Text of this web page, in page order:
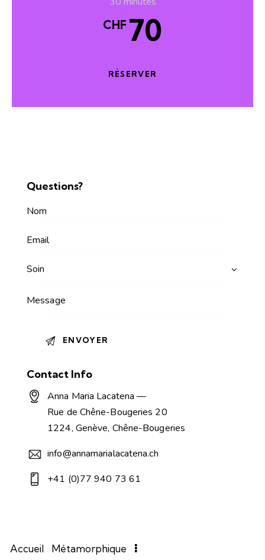
CHF 70
RÉSERVER
Questions?
l
t
e
a
t
v
Contact Info
Anna Maria Lacatena —
Rue de Chêne-Bougeries 20
1224, Genève, Chêne-Bougeries
info@annamarialacatena.ch
+41 (0)77 940 73 61
Accueil Métamorphique